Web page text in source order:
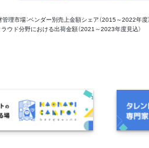
理市場：ベンダー別売上金額シェア（2015～2022年度）
ウド分野における出荷金額（2021～2023年度見込）